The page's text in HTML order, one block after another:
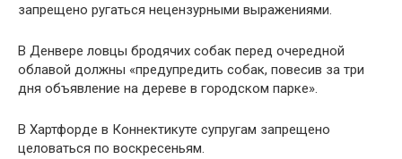
запрещено ругаться нецензурными выражениями.
В Денвере ловцы бродячих собак перед очередной
облавой должны «предупредить собак, повесив за три
дня объявление на дереве в городском парке».
В Хартфорде в Коннектикуте супругам запрещено
целоваться по воскресеньям.